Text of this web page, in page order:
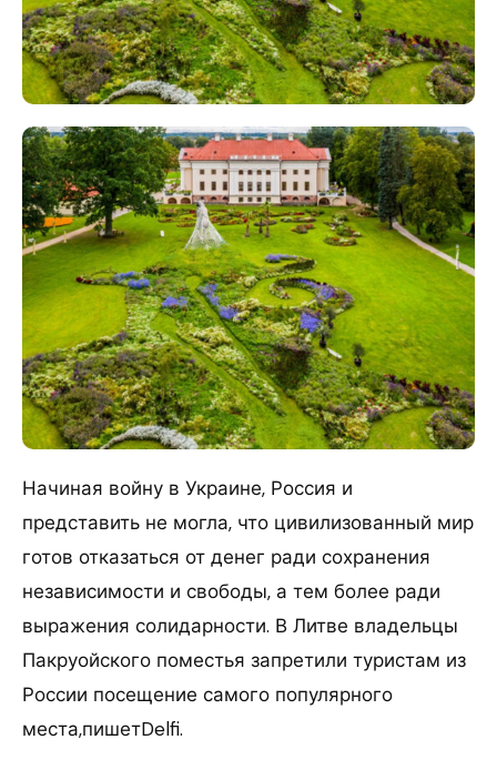
Начиная войну в Украине, Россия и
представить не могла, что цивилизованный мир
готов отказаться от денег ради сохранения
независимости и свободы, а тем более ради
выражения солидарности. В Литве владельцы
Пакруойского поместья запретили туристам из
России посещение самого популярного
места,пишетDelfi.